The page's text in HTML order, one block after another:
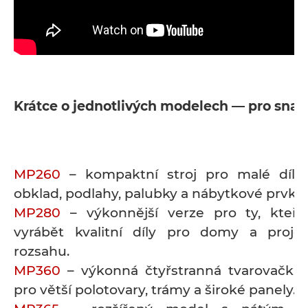
Krátce o jednotlivých modelech — pro
MP260 – kompaktní stroj pro malé
obklad, podlahy, palubky a nábytkové prvky.
MP280 – výkonnější verze pro ty, kteří
vyrábět kvalitní díly pro domy a
rozsahu.
MP360 – výkonná čtyřstranná tvarovačka
pro větší polotovary, trámy a široké panely.